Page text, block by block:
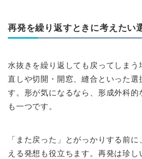
再発を繰り返すときに考えたい
水抜きを繰り返しても戻ってしまう
直しや切開・開窓、縫合といった選
す。形が気になるなら、形成外科的
も一つです。
「また戻った」とがっかりする前
える発想も役立ちます。再発は珍し